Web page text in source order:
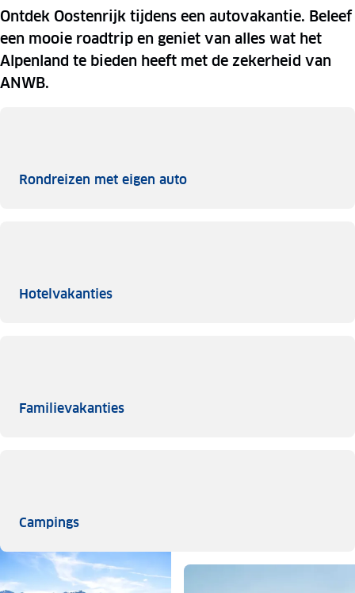
Ontdek Oostenrijk tijdens een autovakantie. Beleef
een mooie roadtrip en geniet van alles wat het
Alpenland te bieden heeft met de zekerheid van
ANWB.
Rondreizen met eigen autoRondreizen met eigen auto
HotelvakantiesHotelvakanties
FamilievakantiesFamilievakanties
CampingsCampings